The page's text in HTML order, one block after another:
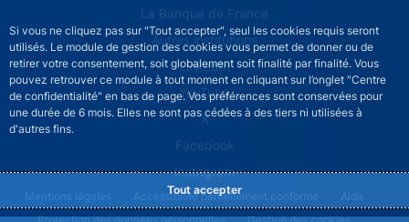
Si vous ne cliquez pas sur "Tout accepter", seul les cookies requis seront
utilisés. Le module de gestion des cookies vous permet de donner ou de
retirer votre consentement, soit globalement soit finalité par finalité. Vous
pouvez retrouver ce module à tout moment en cliquant sur l’onglet "Centre
de confidentialité" en bas de page. Vos préférences sont conservées pour
une durée de 6 mois. Elles ne sont pas cédées à des tiers ni utilisées à
d'autres fins.
Tout accepter
La Banque de France
Autres institutions
LinkedIn
YouTube
X
Facebook
Instagram
ACPR footer legal notice menu
Mentions légales Accessibilité partiellement conforme
Aide